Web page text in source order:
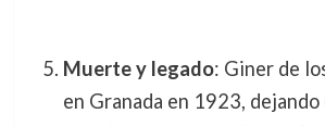
Muerte y legado: Giner de
en Granada en 1923, dejando